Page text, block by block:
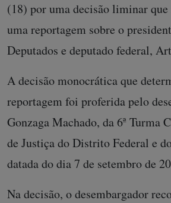
(18) por uma decisão liminar que
uma reportagem sobre o
Deputados e deputado federal,
A decisão monocrática que
reportagem foi proferida pelo
Gonzaga Machado, da 6ª Turma
de Justiça do Distrito Federal e
datada do dia 7 de setembro de
Na decisão, o desembargador